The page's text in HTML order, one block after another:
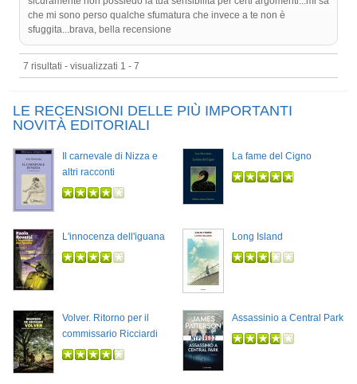
che mi sono perso qualche sfumatura che invece a te non è
sfuggita...brava, bella recensione
7 risultati - visualizzati 1 - 7
LE RECENSIONI DELLE PIÙ IMPORTANTI
NOVITÀ EDITORIALI
Il carnevale di Nizza e
altri racconti
La fame del Cigno
L'innocenza dell'iguana Long Island
Volver. Ritorno per il
commissario Ricciardi
Assassinio a Central Park